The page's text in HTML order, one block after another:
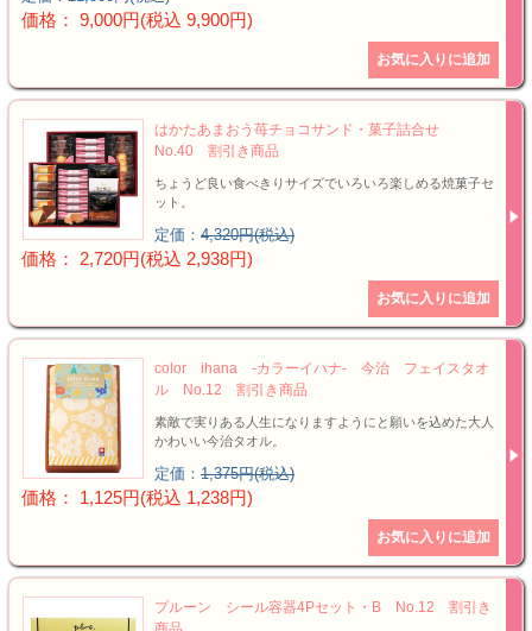
価格： 9,000円(税込 9,900円)
はかたあまおう苺チョコサンド・菓子詰合せ
No.40 割引き商品
ちょうど良い食べきりサイズでいろいろ楽しめる焼菓子セ
ット。
定価： 4,320円(税込)
価格： 2,720円(税込 2,938円)
color ihana -カラーイハナ- 今治 フェイスタオ
ル No.12 割引き商品
素敵で実りある人生になりますようにと願いを込めた大人
かわいい今治タオル。
定価： 1,375円(税込)
価格： 1,125円(税込 1,238円)
プルーン シール容器4Pセット・B No.12 割引き